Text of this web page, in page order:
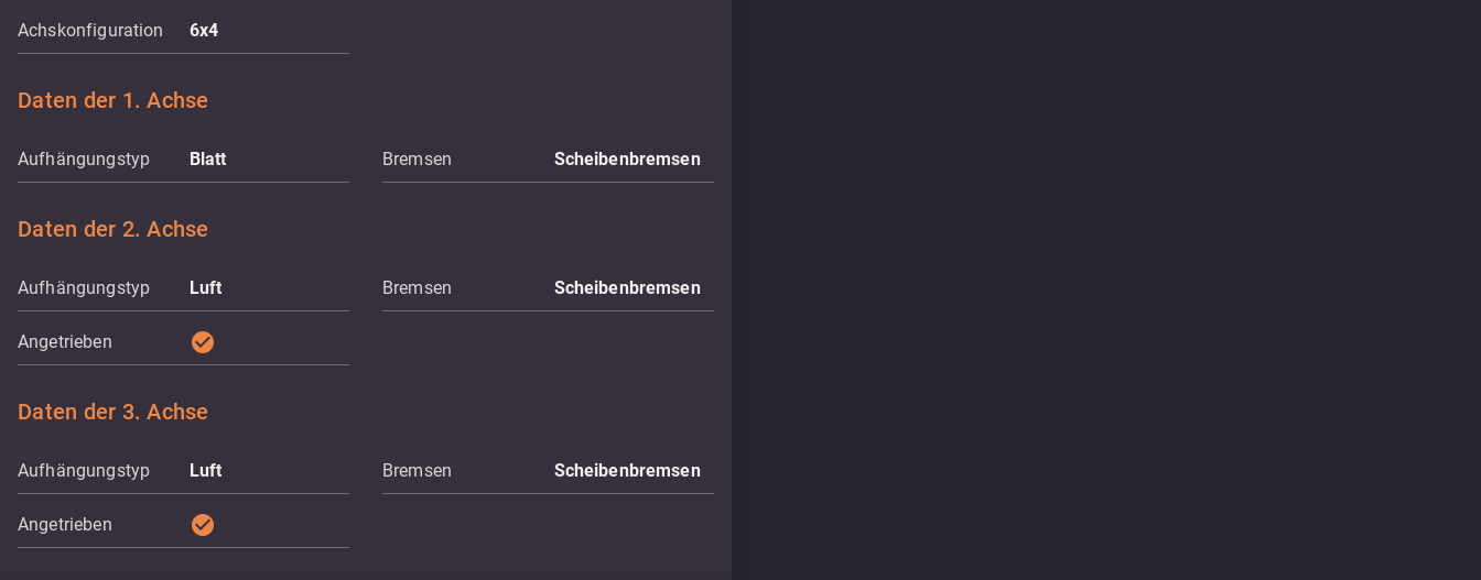
Achskonfiguration 6x4
Daten der 1. Achse
Aufhängungstyp Blatt Bremsen Scheibenbremsen
Daten der 2. Achse
Aufhängungstyp Luft Bremsen Scheibenbremsen
Angetrieben check_circle
Daten der 3. Achse
Aufhängungstyp Luft Bremsen Scheibenbremsen
Angetrieben check_circle